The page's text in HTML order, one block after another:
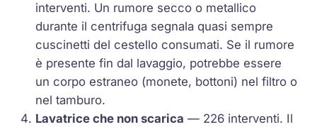
interventi. Un rumore secco o metallico
durante il centrifuga segnala quasi sempre
cuscinetti del cestello consumati. Se il rumore
è presente fin dal lavaggio, potrebbe essere
un corpo estraneo (monete, bottoni) nel filtro o
nel tamburo.
Lavatrice che non scarica — 226 interventi. Il